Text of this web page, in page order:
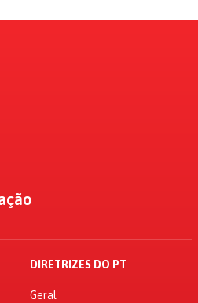
DIRETRIZES DO PT
Geral